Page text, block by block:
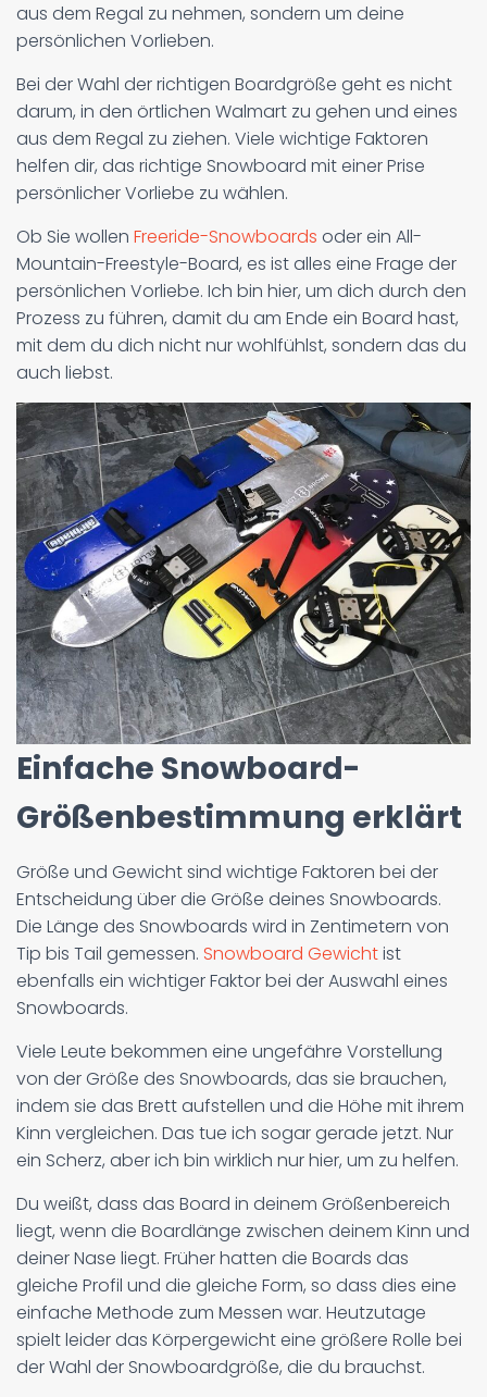
aus dem Regal zu nehmen, sondern um deine
persönlichen Vorlieben.
Bei der Wahl der richtigen Boardgröße geht es nicht
darum, in den örtlichen Walmart zu gehen und eines
aus dem Regal zu ziehen. Viele wichtige Faktoren
helfen dir, das richtige Snowboard mit einer Prise
persönlicher Vorliebe zu wählen.
Ob Sie wollen Freeride-Snowboards oder ein All-
Mountain-Freestyle-Board, es ist alles eine Frage der
persönlichen Vorliebe. Ich bin hier, um dich durch den
Prozess zu führen, damit du am Ende ein Board hast,
mit dem du dich nicht nur wohlfühlst, sondern das du
auch liebst.
Einfache Snowboard-
Größenbestimmung erklärt
Größe und Gewicht sind wichtige Faktoren bei der
Entscheidung über die Größe deines Snowboards.
Die Länge des Snowboards wird in Zentimetern von
Tip bis Tail gemessen. Snowboard Gewichtist
ebenfalls ein wichtiger Faktor bei der Auswahl eines
Snowboards.
Viele Leute bekommen eine ungefähre Vorstellung
von der Größe des Snowboards, das sie brauchen,
indem sie das Brett aufstellen und die Höhe mit ihrem
Kinn vergleichen. Das tue ich sogar gerade jetzt. Nur
ein Scherz, aber ich bin wirklich nur hier, um zu helfen.
Du weißt, dass das Board in deinem Größenbereich
liegt, wenn die Boardlänge zwischen deinem Kinn und
deiner Nase liegt. Früher hatten die Boards das
gleiche Profil und die gleiche Form, so dass dies eine
einfache Methode zum Messen war. Heutzutage
spielt leider das Körpergewicht eine größere Rolle bei
der Wahl der Snowboardgröße, die du brauchst.